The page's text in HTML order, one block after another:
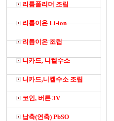
리튬폴리머 조립
리튬이온 Li-ion
리튬이온 조립
니카드, 니켈수소
니카드,니켈수소 조립
코인, 버튼 3V
납축(연축) PbSO